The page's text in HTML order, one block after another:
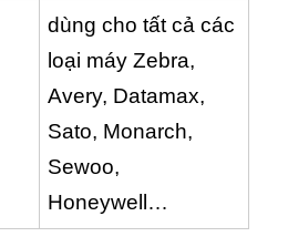
dùng cho tất cả các
loại máy Zebra,
Avery, Datamax,
Sato, Monarch,
Sewoo,
Honeywell…